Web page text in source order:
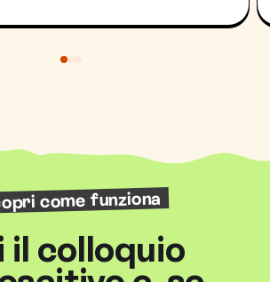
come funziona
il colloquio